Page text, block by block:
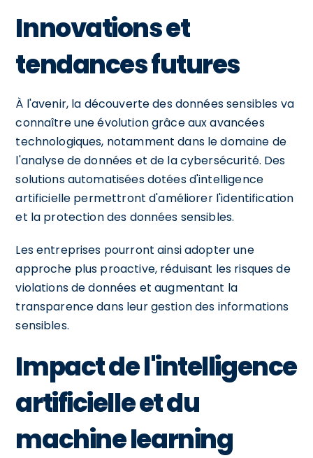
Innovations et
tendances futures
À l'avenir, la découverte des données sensibles va
connaître une évolution grâce aux avancées
technologiques, notamment dans le domaine de
l'analyse de données et de la cybersécurité. Des
solutions automatisées dotées d'intelligence
artificielle permettront d'améliorer l'identification
et la protection des données sensibles.
Les entreprises pourront ainsi adopter une
approche plus proactive, réduisant les risques de
violations de données et augmentant la
transparence dans leur gestion des informations
sensibles.
Impact de l'intelligence
artificielle et du
machine learning